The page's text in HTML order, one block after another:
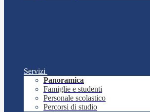
Servizi
Panoramica
Famiglie e studenti
Personale scolastico
Percorsi di studio